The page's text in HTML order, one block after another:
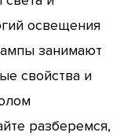
освещения
занимают
свойства и
разберемся,